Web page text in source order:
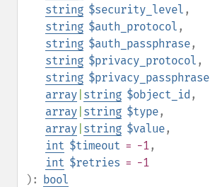
string $security_level ,
string $auth_protocol ,
string $auth_passphrase,
string $privacy_protocol ,
string $privacy_passphrase
array string $object_id ,
array string $type,
array string $value,
int $timeout = -1,
int $retries = -1
): bool